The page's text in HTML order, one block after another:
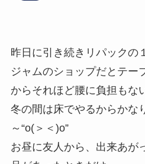
昨日に引き続きリパックの
ジャムのショップだとテー
からそれほど腰に負担もな
冬の間は床でやるからかな
～“o(＞＜)o”
お昼に友人から、出来あが